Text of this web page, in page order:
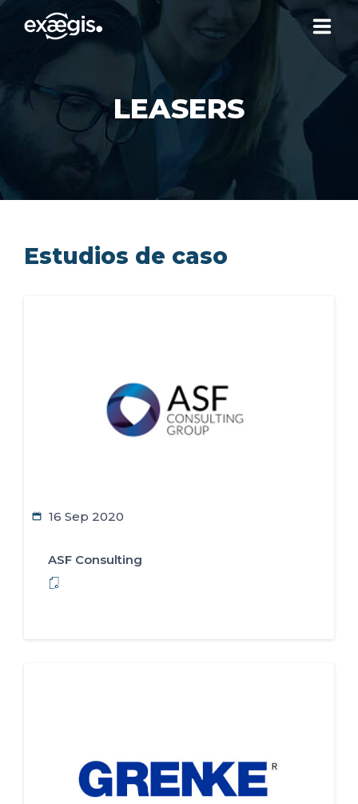
NUESTRAS OFERTAS
FR IT
LEASERS
Estudios de caso
16 Sep 2020
ASF Consulting